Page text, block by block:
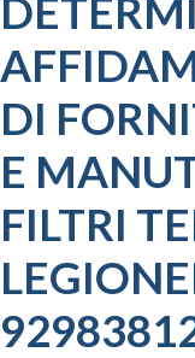
DI
E
FILTRI